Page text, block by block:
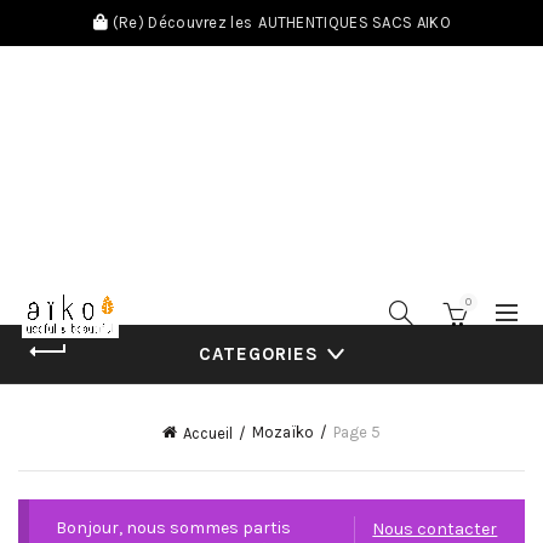
(Re) Découvrez les AUTHENTIQUES SACS AIKO
0
CATEGORIES
Accueil Mozaïko Page 5
Nous contacter
Bonjour, nous sommes partis